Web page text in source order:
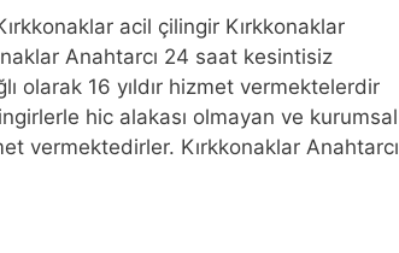
acil çilingir Kırkkonaklar
Anahtarcı 24 saat kesintisiz
olarak 16 yıldır hizmet vermektelerdir
hic alakası olmayan ve kurumsal
vermektedirler. Kırkkonaklar Anahtarcı